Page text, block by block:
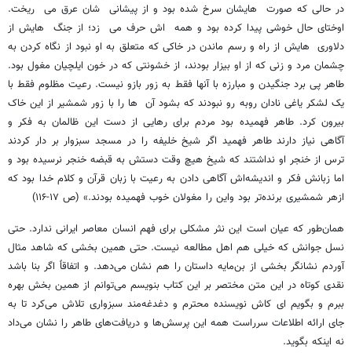
در حالی که صورت ‌ هایشان سرخ شده بود و از پیشانی ‌ شان عرق می ‌ ریخت.
اوختای حال خوشی پیدا کرده بود و همه ‌ اش حرف می ‌ زد؛ از جنگ ‌ هایش از
دلاوری ‌ هایش از راه و رسم ماندن در خاکی که متعلق به او نبود از نگاه کردن به
چشمان مرد و زنی که از او بیزار بودند، از خشونتی که در خون ایلچیان مغول بود.
طاهر پی برد جنگیدن و مبارزه با آنها فقط به زور بازو نیست. رعیت مظلوم فقط با
یک لشکر یاغی نادان روبه رو نبودند که بشود آن ‌ ها را با زور شمشیر از این خاک
بیرون کرد. طاهر فهمیده بود مردم برای رهایی از دست این ظالمان به فکر و
آگاهی نیاز دارند طاهر فهمید اگر شیخ خلیفه را در مسجد سبزوار بر دار کردند
ترس از خنجر او نداشتند که شیخ هیچ وقت دستش به قبضه خنجر نرسیده بود و
اما زبانش فکر و اندیشه‌اش آگاهی دادن به رعیت با زبان قرآن و کلام خدا بود که
ازهر شمشیری برنده‌تر بود واین را مغولان خوب فهمیده بودند.» (ص ۱۷-۱۱۶)
همان‌طور که عیان است این نثر مشکلی برای فهم انسان معاصر ایرانی ندارد. حتی
نسل جوانش که خیلی هم اهل مطالعه نیست. حتی همین بخشی که شاهد مثال
آوردم نشانگر بخشی از بن‌مایه داستان را هم نشان می‌دهد. و اتفاقاً اگر بنا باشد
نقدی کوتاه در این متن مختصر بر این کتاب بنویسم می‌توانم از همین بخش بهره
ببرم و بگویم ای کاش نویسنده محترم و دغدغه‌مند سبزواری تلاش می‌کرد تا به
جای ارائه اطلاعات سرراست همه این پرسش‌ها و دریافت‌های طاهر را نشان می‌داد
نه اینکه بگوید.